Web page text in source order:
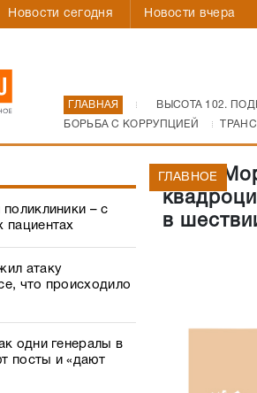
Новости сегодня Новости вчера
ГЛАВНАЯ ВЫСОТА 102.
БОРЬБА С КОРРУПЦИЕЙ
поликлиники – с
пациентах
атаку
что происходило
одни генералы в
посты и «дают
Деды
в
ГЛАВНОЕ